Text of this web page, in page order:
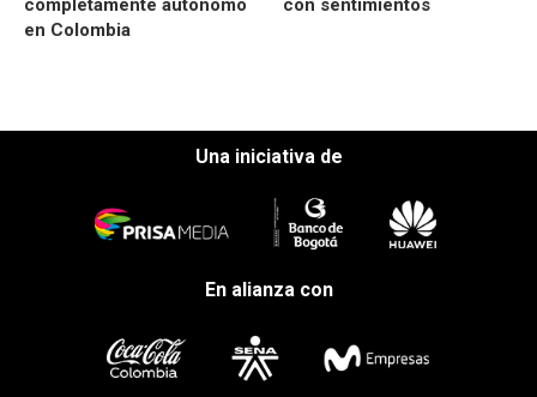
completamente autónomo
en Colombia
con sentimientos
Una iniciativa de
En alianza con